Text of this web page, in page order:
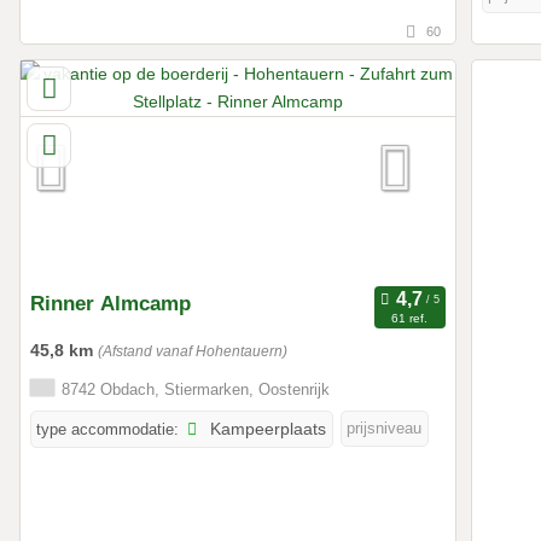
60
Rinner Almcamp
61 ref.
45,8 km (Afstand vanaf Hohentauern)
8742 Obdach, Stiermarken, Oostenrijk
type accommodatie: Kampeerplaats prijsniveau